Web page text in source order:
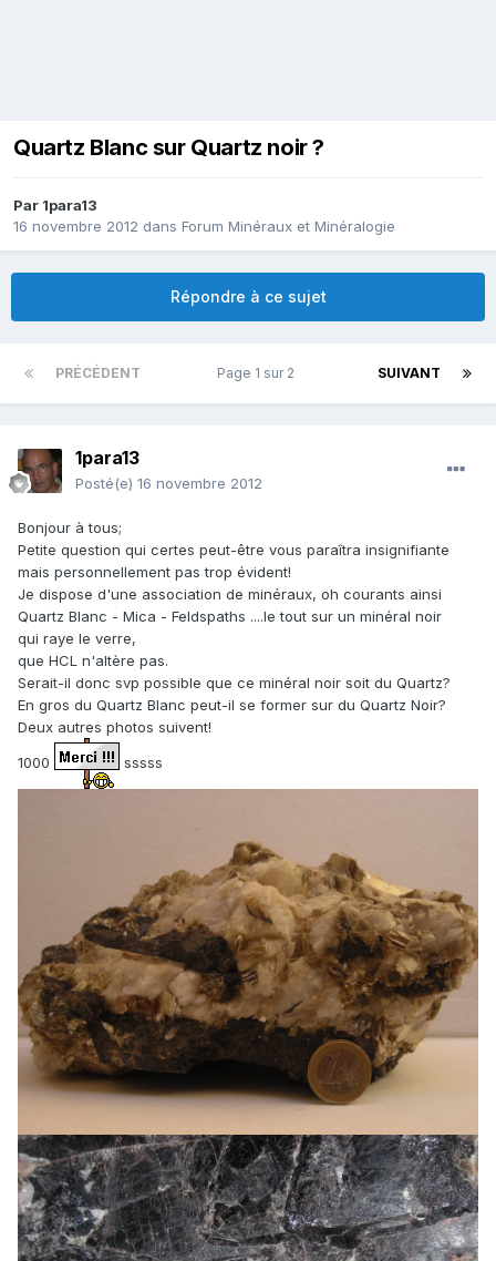
Quartz Blanc sur Quartz noir ?
Par 1para13
16 novembre 2012 dans Forum Minéraux et Minéralogie
Répondre à ce sujet
PRÉCÉDENT SUIVANT
Page 1 sur 2
1para13
Posté(e) 16 novembre 2012
Bonjour à tous;
Petite question qui certes peut-être vous paraîtra insignifiante
mais personnellement pas trop évident!
Je dispose d'une association de minéraux, oh courants ainsi
Quartz Blanc - Mica - Feldspaths ....le tout sur un minéral noir
qui raye le verre,
que HCL n'altère pas.
Serait-il donc svp possible que ce minéral noir soit du Quartz?
En gros du Quartz Blanc peut-il se former sur du Quartz Noir?
Deux autres photos suivent!
1000
sssss